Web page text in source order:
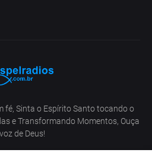
fé, Sinta o Espírito Santo tocando o
e Transformando Momentos, Ouça
de Deus!